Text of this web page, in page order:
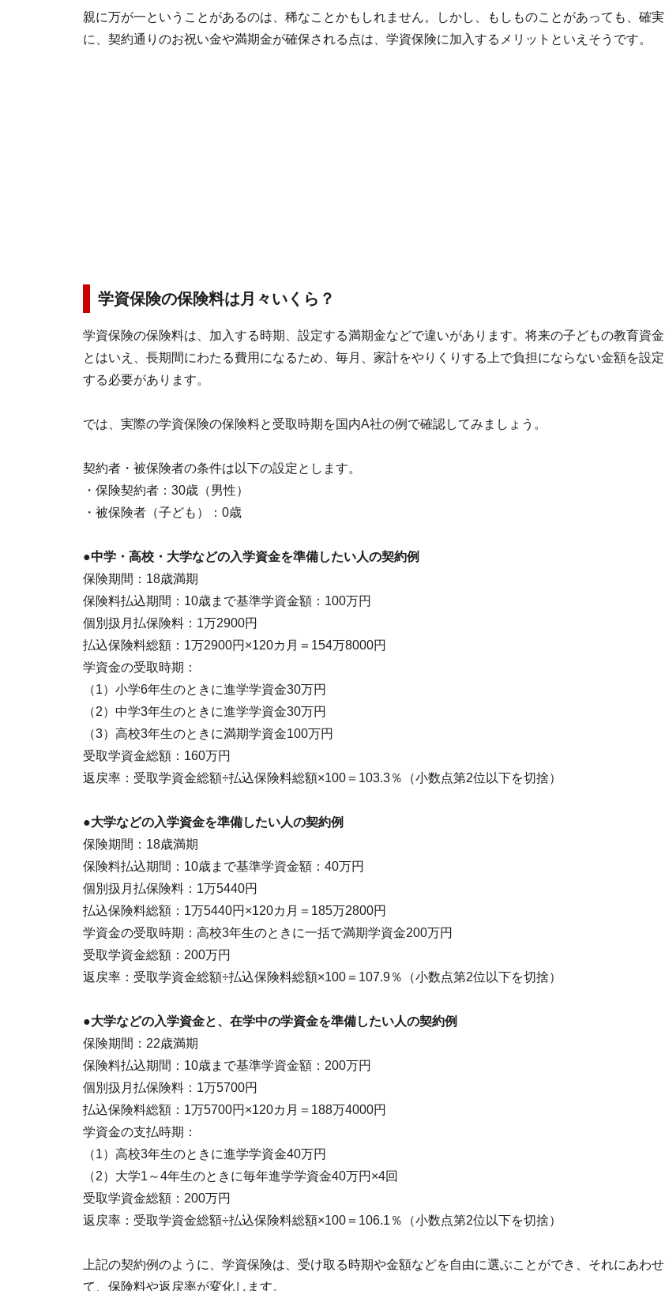
親に万が一ということがあるのは、稀なことかもしれません。しかし、もしものことがあっても、確実
に、契約通りのお祝い金や満期金が確保される点は、学資保険に加入するメリットといえそうです。
学資保険の保険料は月々いくら？
学資保険の保険料は、加入する時期、設定する満期金などで違いがあります。将来の子どもの教育資金
とはいえ、長期間にわたる費用になるため、毎月、家計をやりくりする上で負担にならない金額を設定
する必要があります。
では、実際の学資保険の保険料と受取時期を国内A社の例で確認してみましょう。
契約者・被保険者の条件は以下の設定とします。
・保険契約者：30歳（男性）
・被保険者（子ども）：0歳
●中学・高校・大学などの入学資金を準備したい人の契約例
保険期間：18歳満期
保険料払込期間：10歳まで基準学資金額：100万円
個別扱月払保険料：1万2900円
払込保険料総額：1万2900円×120カ月＝154万8000円
学資金の受取時期：
（1）小学6年生のときに進学学資金30万円
（2）中学3年生のときに進学学資金30万円
（3）高校3年生のときに満期学資金100万円
受取学資金総額：160万円
返戻率：受取学資金総額÷払込保険料総額×100＝103.3％（小数点第2位以下を切捨）
●大学などの入学資金を準備したい人の契約例
保険期間：18歳満期
保険料払込期間：10歳まで基準学資金額：40万円
個別扱月払保険料：1万5440円
払込保険料総額：1万5440円×120カ月＝185万2800円
学資金の受取時期：高校3年生のときに一括で満期学資金200万円
受取学資金総額：200万円
返戻率：受取学資金総額÷払込保険料総額×100＝107.9％（小数点第2位以下を切捨）
●大学などの入学資金と、在学中の学資金を準備したい人の契約例
保険期間：22歳満期
保険料払込期間：10歳まで基準学資金額：200万円
個別扱月払保険料：1万5700円
払込保険料総額：1万5700円×120カ月＝188万4000円
学資金の支払時期：
（1）高校3年生のときに進学学資金40万円
（2）大学1～4年生のときに毎年進学学資金40万円×4回
受取学資金総額：200万円
返戻率：受取学資金総額÷払込保険料総額×100＝106.1％（小数点第2位以下を切捨）
上記の契約例のように、学資保険は、受け取る時期や金額などを自由に選ぶことができ、それにあわせ
て、保険料や返戻率が変化します。